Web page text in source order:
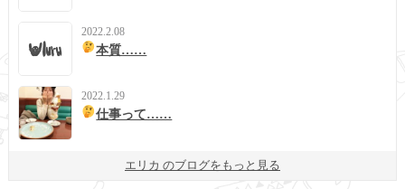
2022.2.08
本質……
2022.1.29
仕事って……
エリカ のブログをもっと見る